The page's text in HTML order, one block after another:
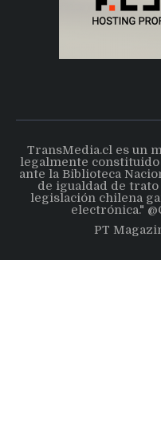
TransMedia.cl es un
legalmente constituido
ante la Biblioteca
de igualdad de
legislación chilena
electrónica."
PT